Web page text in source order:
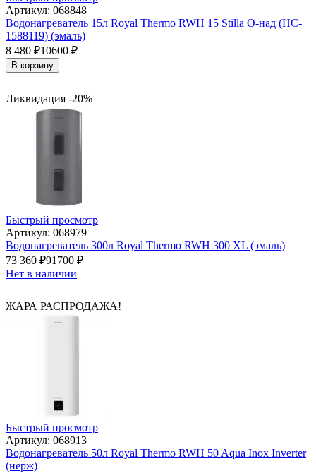
Артикул: 068848
Водонагреватель 15л Royal Thermo RWH 15 Stilla O-над (HC-
1588119) (эмаль)
8 480 ₽10600 ₽
В корзину
Ликвидация -20%
Быстрый просмотр
Артикул: 068979
Водонагреватель 300л Royal Thermo RWH 300 XL (эмаль)
73 360 ₽91700 ₽
Нет в наличии
ЖАРА РАСПРОДАЖА!
Быстрый просмотр
Артикул: 068913
Водонагреватель 50л Royal Thermo RWH 50 Aqua Inox Inverter
(нерж)